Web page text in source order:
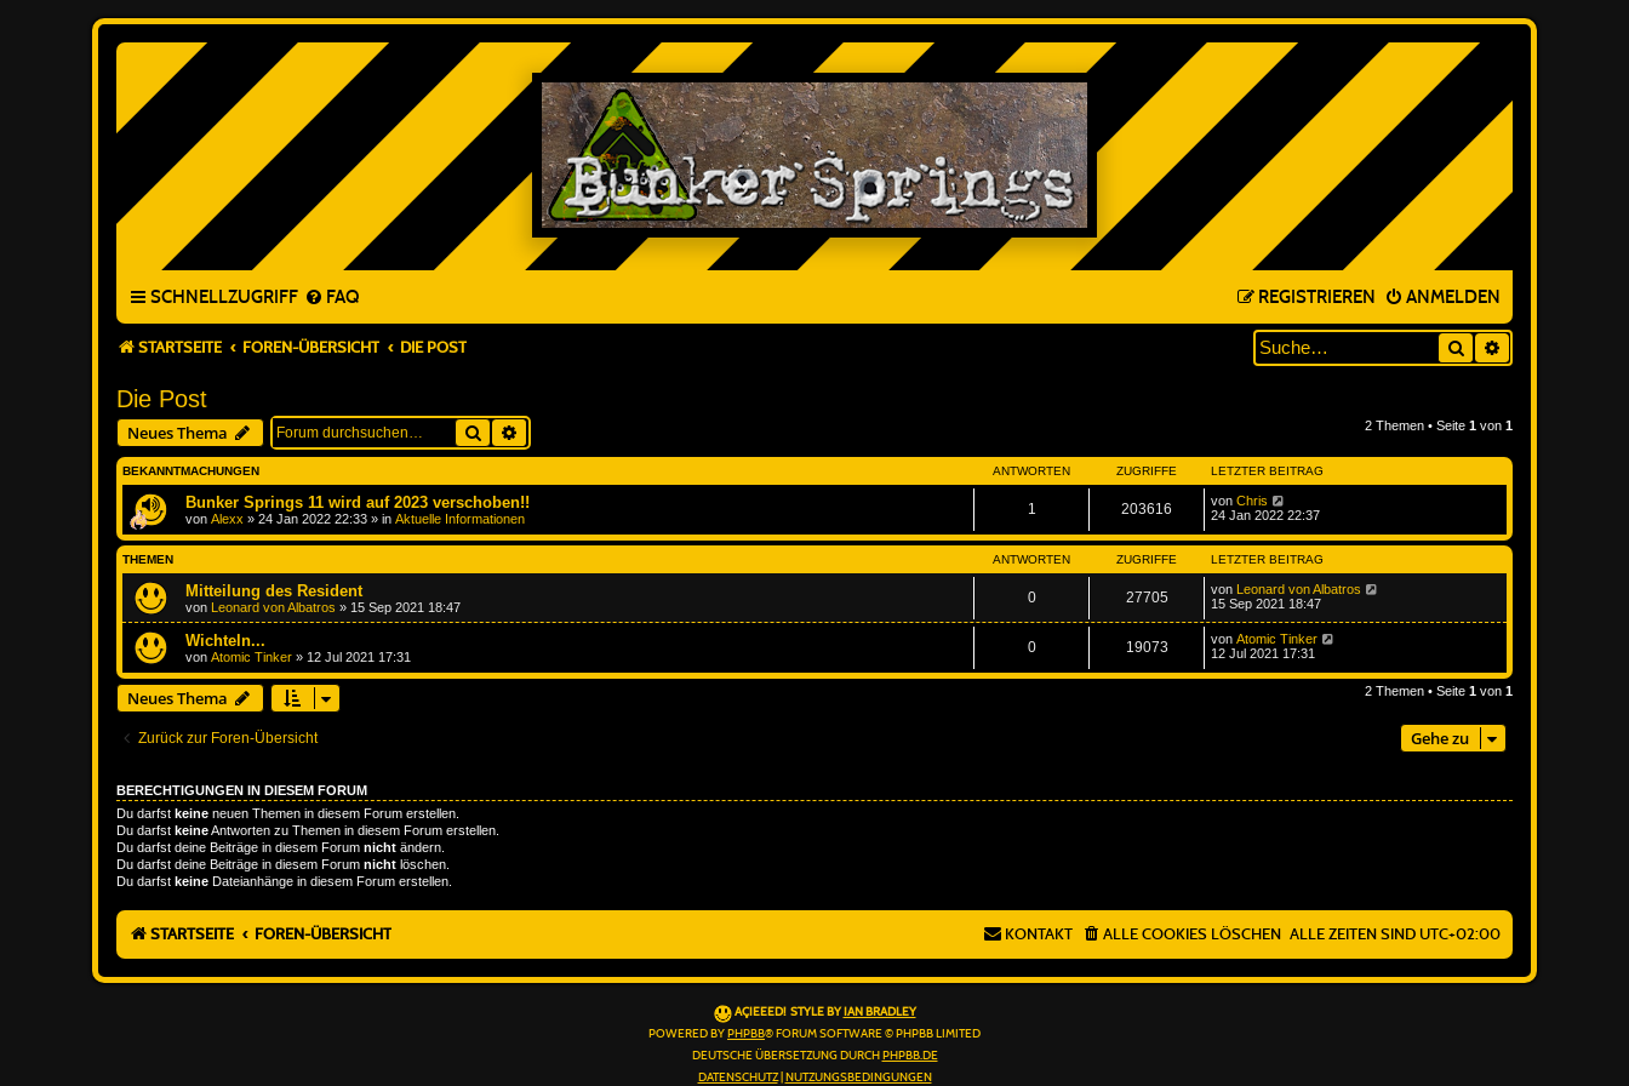
SCHNELLZUGRIFF FAQ ANMELDEN
REGISTRIEREN
STARTSEITE FOREN-ÜBERSICHT DIE POST Suche
Die Post
Neues Thema Suche 2 Themen • Seite 1 von 1
BEKANNTMACHUNGEN ANTWORTEN ZUGRIFFE LETZTER BEITRAG
Bunker Springs 11 wird auf 2023 verschoben!!
von Alexx » 24 Jan 2022 22:33 » in Aktuelle Informationen
1 203616 von Chris
24 Jan 2022 22:37
THEMEN ANTWORTEN ZUGRIFFE LETZTER BEITRAG
Mitteilung des Resident
von Leonard von Albatros » 15 Sep 2021 18:47
0 27705 von Leonard von Albatros
15 Sep 2021 18:47
Wichteln...
von Atomic Tinker » 12 Jul 2021 17:31
0 19073 von Atomic Tinker
12 Jul 2021 17:31
Neues Thema 2 Themen • Seite 1 von 1
Zurück zur Foren-Übersicht Gehe zu
BERECHTIGUNGEN IN DIESEM FORUM
Du darfst keine neuen Themen in diesem Forum erstellen.
Du darfst keineAntworten zu Themen in diesem Forum erstellen.
Du darfst deine Beiträge in diesem Forum nicht ändern.
Du darfst deine Beiträge in diesem Forum nicht löschen.
Du darfst keine Dateianhänge in diesem Forum erstellen.
STARTSEITE FOREN-ÜBERSICHT ALLE ZEITEN SIND UTC+02:00
ALLE COOKIES LÖSCHEN
KONTAKT
AÇIEEED! STYLE BY IAN BRADLEY
POWERED BY PHPBB® FORUM SOFTWARE © PHPBB LIMITED
DEUTSCHE ÜBERSETZUNG DURCH PHPBB.DE
DATENSCHUTZ| NUTZUNGSBEDINGUNGEN